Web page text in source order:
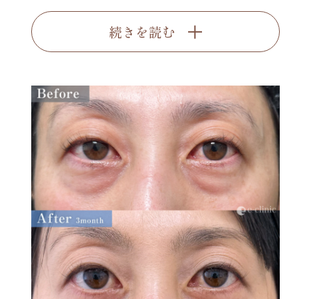
続きを読む